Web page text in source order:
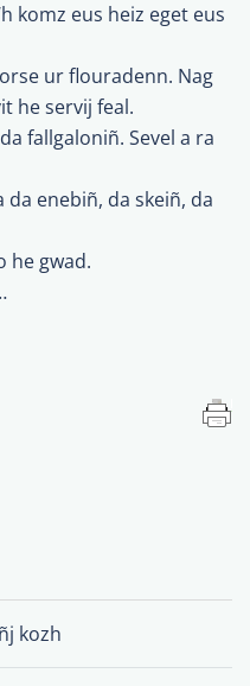
komz eus heiz eget eus
ur flouradenn. Nag
he servij feal.
fallgaloniñ. Sevel a ra
enebiñ, da skeiñ, da
he gwad.
kozh